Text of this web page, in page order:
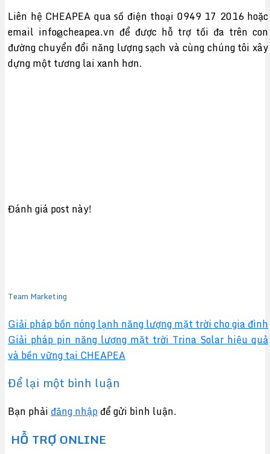
Liên hệ CHEAPEA qua số điện thoại 0949 17 2016 hoặc
email info@cheapea.vn để được hỗ trợ tối đa trên con
đường chuyển đổi năng lượng sạch và cùng chúng tôi xây
dựng một tương lai xanh hơn.
Đánh giá post này!
Team Marketing
Giải pháp bồn nóng lạnh năng lượng mặt trời cho gia đình
Giải pháp pin năng lượng mặt trời Trina Solar hiệu quả
và bền vững tại CHEAPEA
Để lại một bình luận
Bạn phải đăng nhậpđể gửi bình luận.
HỖ TRỢ ONLINE